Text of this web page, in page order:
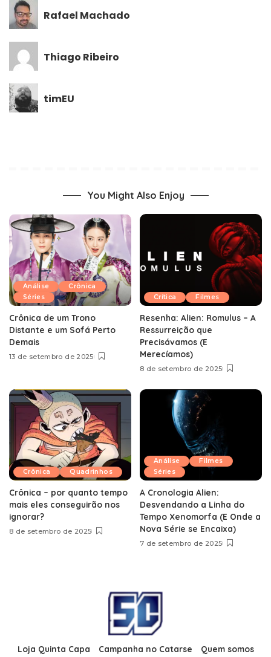
Rafael Machado
Thiago Ribeiro
timEU
You Might Also Enjoy
Análise
Crônica
Séries
Crônica de um Trono
Distante e um Sofá Perto
Demais
13 de setembro de 2025
Crítica Filmes
Resenha: Alien: Romulus – A
Ressurreição que
Precisávamos (E
Merecíamos)
8 de setembro de 2025
Crônica Quadrinhos
Crônica – por quanto tempo
mais eles conseguirão nos
ignorar?
8 de setembro de 2025
Análise
Filmes
Séries
A Cronologia Alien:
Desvendando a Linha do
Tempo Xenomorfa (E Onde a
Nova Série se Encaixa)
7 de setembro de 2025
Loja Quinta Capa Campanha no Catarse Quem somos